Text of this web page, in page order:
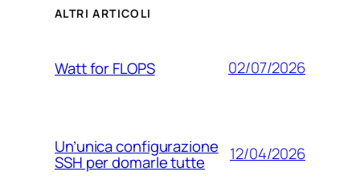
ALTRI ARTICOLI
Watt for FLOPS 02/07/2026
Un’unica configurazione
SSH per domarle tutte 12/04/2026